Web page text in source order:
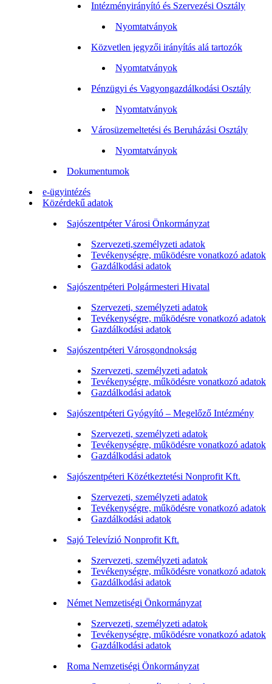
Intézményirányító és Szervezési Osztály
Nyomtatványok
Közvetlen jegyzői irányítás alá tartozók
Nyomtatványok
Pénzügyi és Vagyongazdálkodási Osztály
Nyomtatványok
Városüzemeltetési és Beruházási Osztály
Nyomtatványok
Dokumentumok
e-ügyintézés
Közérdekű adatok
Sajószentpéter Városi Önkormányzat
Szervezeti,személyzeti adatok
Tevékenységre, működésre vonatkozó adatok
Gazdálkodási adatok
Sajószentpéteri Polgármesteri Hivatal
Szervezeti, személyzeti adatok
Tevékenységre, működésre vonatkozó adatok
Gazdálkodási adatok
Sajószentpéteri Városgondnokság
Szervezeti, személyzeti adatok
Tevékenységre, működésre vonatkozó adatok
Gazdálkodási adatok
Sajószentpéteri Gyógyító – Megelőző Intézmény
Szervezeti, személyzeti adatok
Tevékenységre, működésre vonatkozó adatok
Gazdálkodási adatok
Sajószentpéteri Közétkeztetési Nonprofit Kft.
Szervezeti, személyzeti adatok
Tevékenységre, működésre vonatkozó adatok
Gazdálkodási adatok
Sajó Televízió Nonprofit Kft.
Szervezeti, személyzeti adatok
Tevékenységre, működésre vonatkozó adatok
Gazdálkodási adatok
Német Nemzetiségi Önkormányzat
Szervezeti, személyzeti adatok
Tevékenységre, működésre vonatkozó adatok
Gazdálkodási adatok
Roma Nemzetiségi Önkormányzat